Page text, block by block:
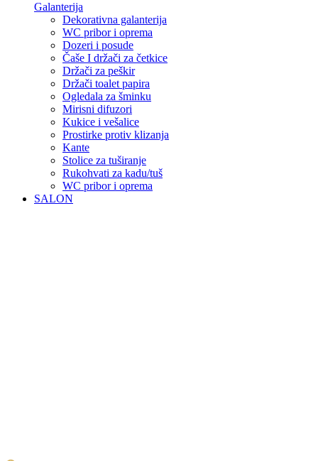
Galanterija
Dekorativna galanterija
WC pribor i oprema
Dozeri i posude
Čaše I držači za četkice
Držači za peškir
Držači toalet papira
Ogledala za šminku
Mirisni difuzori
Kukice i vešalice
Prostirke protiv klizanja
Kante
Stolice za tuširanje
Rukohvati za kadu/tuš
WC pribor i oprema
SALON